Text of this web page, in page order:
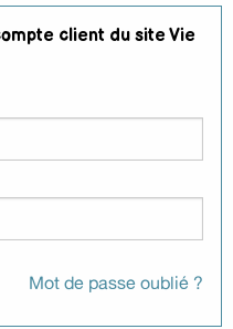
client du site Vie
Mot de passe oublié ?